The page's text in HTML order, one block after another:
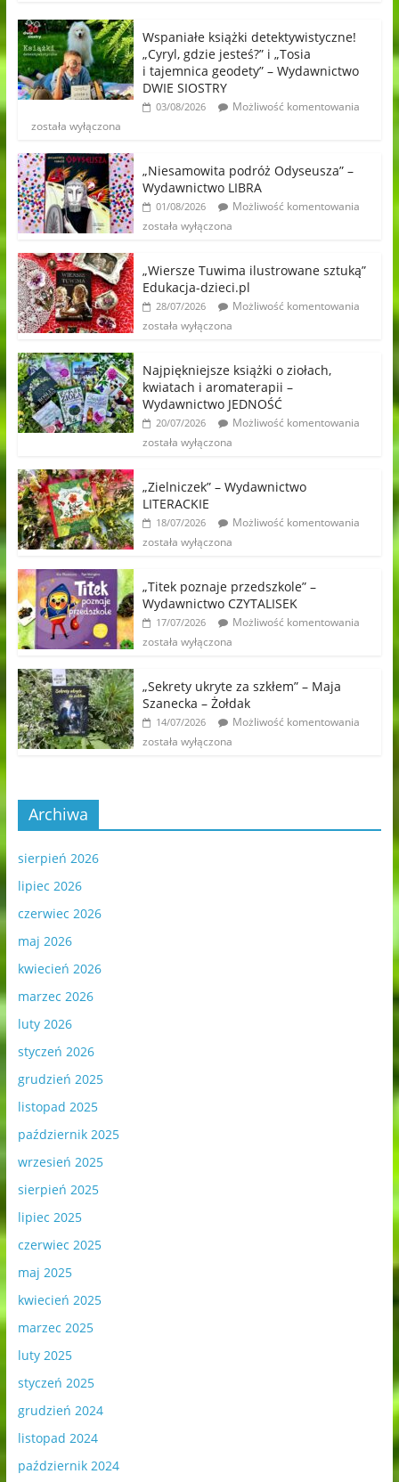
Wspaniałe książki detektywistyczne!
„Cyryl, gdzie jesteś?” i „Tosia
i tajemnica geodety” – Wydawnictwo
DWIE SIOSTRY
03/08/2026
Możliwość komentowania
została wyłączona
„Niesamowita podróż Odyseusza” –
Wydawnictwo LIBRA
01/08/2026
Możliwość komentowania
została wyłączona
„Wiersze Tuwima ilustrowane sztuką”
Edukacja-dzieci.pl
28/07/2026
Możliwość komentowania
została wyłączona
Najpiękniejsze książki o ziołach,
kwiatach i aromaterapii –
Wydawnictwo JEDNOŚĆ
20/07/2026
Możliwość komentowania
została wyłączona
„Zielniczek” – Wydawnictwo
LITERACKIE
18/07/2026
Możliwość komentowania
została wyłączona
„Titek poznaje przedszkole” –
Wydawnictwo CZYTALISEK
17/07/2026
Możliwość komentowania
została wyłączona
„Sekrety ukryte za szkłem” – Maja
Szanecka – Żołdak
14/07/2026
Możliwość komentowania
została wyłączona
Archiwa
sierpień 2026
lipiec 2026
czerwiec 2026
maj 2026
kwiecień 2026
marzec 2026
luty 2026
styczeń 2026
grudzień 2025
listopad 2025
październik 2025
wrzesień 2025
sierpień 2025
lipiec 2025
czerwiec 2025
maj 2025
kwiecień 2025
marzec 2025
luty 2025
styczeń 2025
grudzień 2024
listopad 2024
październik 2024